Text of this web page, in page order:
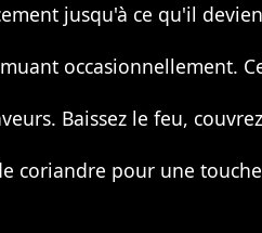
jusqu'à ce qu'il
occasionnellement.
Baissez le feu,
coriandre pour une